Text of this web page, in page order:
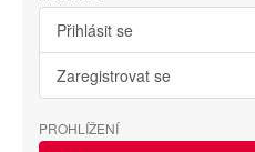
Přihlásit se
Zaregistrovat se
PROHLÍŽENÍ